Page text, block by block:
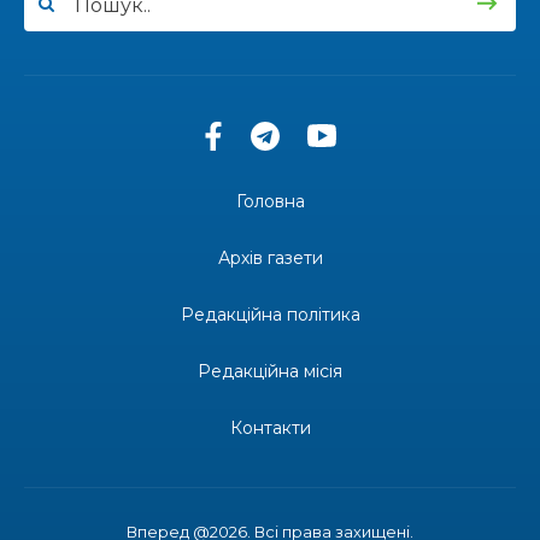
«Дві музи» у Рівному: свято краси, мистецтва
Одна з найяскравіших постатей Бахмута –
професійним святом
Вперед @2026. Всі права захищені.
Головна
Архів газети
Редакційна політика
Редакційна місія
Контакти